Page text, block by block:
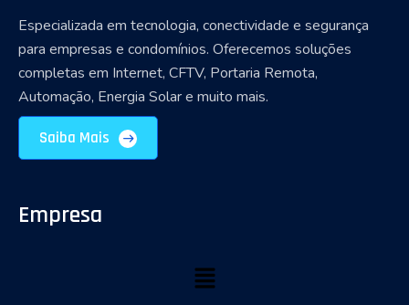
Especializada em tecnologia, conectividade e segurança
para empresas e condomínios. Oferecemos soluções
completas em Internet, CFTV, Portaria Remota,
Automação, Energia Solar e muito mais.
Saiba Mais
Empresa